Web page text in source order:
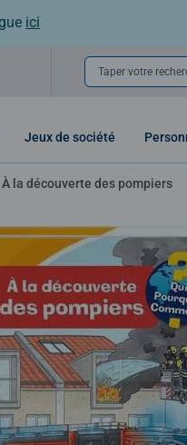
ici
Taper votre
Jeux de société
À la découverte des pompiers